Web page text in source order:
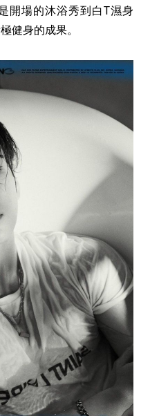
開場的沐浴秀到白T濕身
健身的成果。